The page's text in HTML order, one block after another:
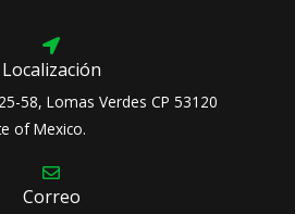
Localización
58, Lomas Verdes CP 53120
of Mexico.
Correo